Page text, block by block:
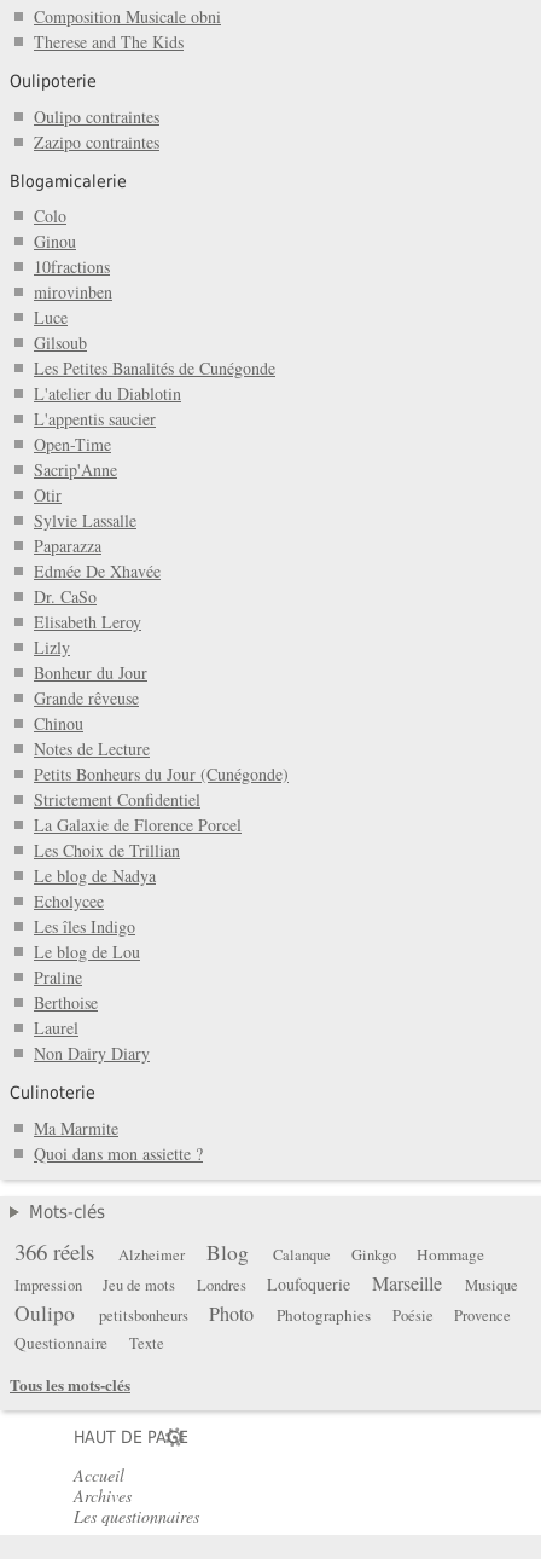
Composition Musicale obni
Therese and The Kids
Oulipoterie
Oulipo contraintes
Zazipo contraintes
Blogamicalerie
Colo
Ginou
10fractions
mirovinben
Luce
Gilsoub
Les Petites Banalités de Cunégonde
L'atelier du Diablotin
L'appentis saucier
Open-Time
Sacrip'Anne
Otir
Sylvie Lassalle
Paparazza
Edmée De Xhavée
Dr. CaSo
Elisabeth Leroy
Lizly
Bonheur du Jour
Grande rêveuse
Chinou
Notes de Lecture
Petits Bonheurs du Jour (Cunégonde)
Strictement Confidentiel
La Galaxie de Florence Porcel
Les Choix de Trillian
Le blog de Nadya
Echolycee
Les îles Indigo
Le blog de Lou
Praline
Berthoise
Laurel
Non Dairy Diary
Culinoterie
Ma Marmite
Quoi dans mon assiette ?
Mots-clés
366 réels Alzheimer Blog Calanque Ginkgo Hommage
Impression Jeu de mots Londres Loufoquerie Marseille Musique
Oulipo petitsbonheurs Photo Photographies Poésie Provence
Questionnaire Texte
Tous les mots-clés
HAUT DE PAGE
Accueil
Archives
Les questionnaires